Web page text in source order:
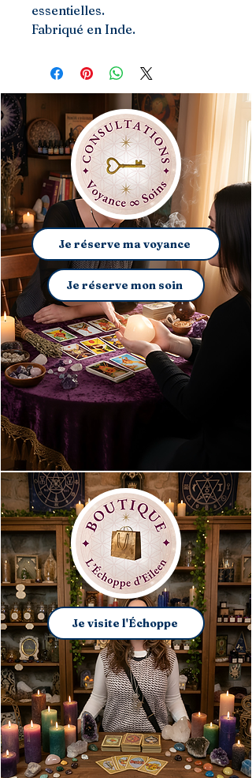
essentielles.
Fabriqué en Inde.
Je réserve ma voyance
Je réserve mon soin
Je visite l'Échoppe